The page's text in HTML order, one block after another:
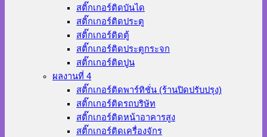
สติ๊กเกอร์ติดบันได
สติ๊กเกอร์ติดประตู
สติ๊กเกอร์ติดตู้
สติ๊กเกอร์ติดประตูกระจก
สติ๊กเกอร์ติดปูน
ผลงานที่ 4
สติ๊กเกอร์ติดพาร์ทิชั่น (ร้านปิดปรับปรุง)
สติ๊กเกอร์ติดรถบริษัท
สติ๊กเกอร์ติดหน้าอาคารสูง
สติ๊กเกอร์ติดเครื่องจักร